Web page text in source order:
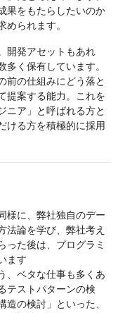
果をもたらしたいのか
られます。
開発アセットもあれ
く保有しています。
前の仕組みにどう落と
提案する能力。これを
ニア」と呼ばれる方と
ける方を積極的に採用
様に、弊社独自のデー
法論を学び、弊社考え
った後は、プログラミ
ます
、ベタな仕事も多くあ
テストパターンの検
の検討」といった、